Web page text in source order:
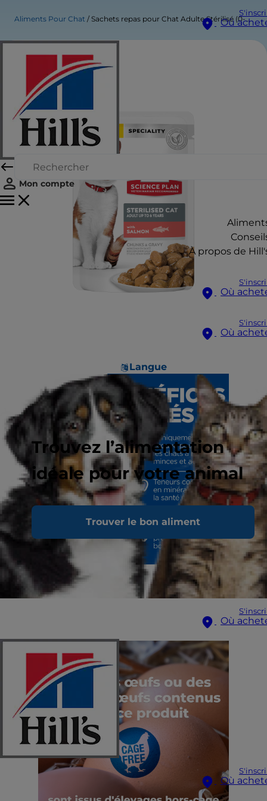
Où
Mon compte
À propos de
Où
Où
Langue
Trouvez l’alimentation
idéale pour votre animal
Trouver le bon aliment
Où
Où
Aliments Pour Chat Sachets repas pour Chat Adulte Stérilisé (0-6) - au Saumon